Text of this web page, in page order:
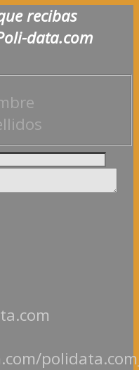
recibas
data.com